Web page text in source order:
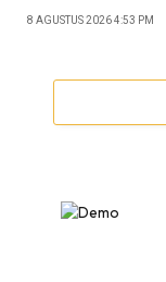
8 AGUSTUS 2026 4:53 PM